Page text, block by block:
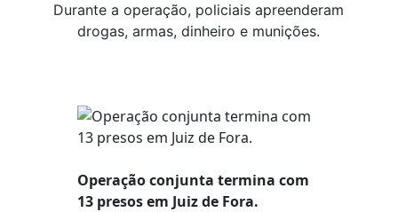
Durante a operação, policiais apreenderam
drogas, armas, dinheiro e munições.
Operação conjunta termina com
13 presos em Juiz de Fora.